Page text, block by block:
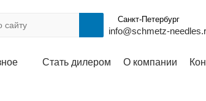
Санкт-Петербург
info@schmetz-
Стать дилером О компании